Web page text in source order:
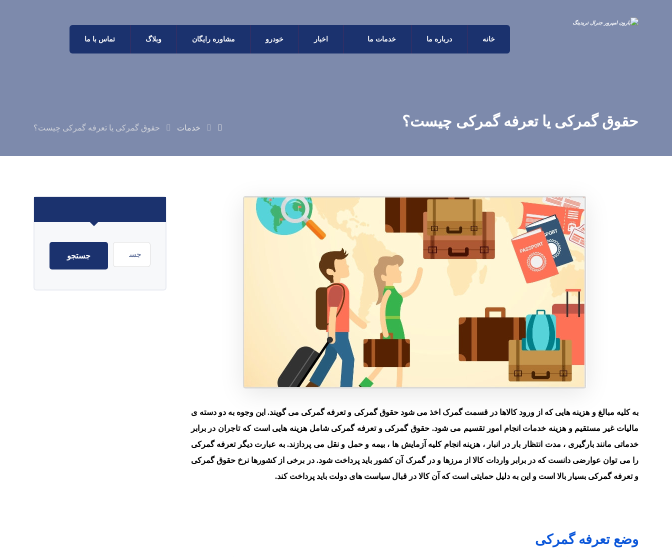
خانه درباره ما خدمات ما اخبار خودرو مشاوره رایگان وبلاگ تماس با ما
حقوق گمرکی یا تعرفه گمرکی چیست؟ خدمات حقوق گمرکی یا تعرفه گمرکی چیست؟
به کلیه مبالغ و هزینه هایی که از ورود کالاها در قسمت گمرک اخذ می شود حقوق گمرکی و تعرفه گمرکی می گویند. این وجوه به دو دسته ی
مالیات غیر مستقیم و هزینه خدمات انجام امور تقسیم می شود. حقوق گمرکی و تعرفه گمرکی شامل هزینه هایی است که تاجران در برابر
خدماتی مانند بارگیری ، مدت انتظار بار در انبار ، هزینه انجام کلیه آزمایش ها ، بیمه و حمل و نقل می پردازند. به عبارت دیگر تعرفه گمرکی
را می توان عوارضی دانست که در برابر واردات کالا از مرزها و در گمرک آن کشور باید پرداخت شود. در برخی از کشورها نرخ حقوق گمرکی
و تعرفه گمرکی بسیار بالا است و این به دلیل حمایتی است که آن کالا در قبال سیاست های دولت باید پرداخت کند.
وضع تعرفه گمرکی